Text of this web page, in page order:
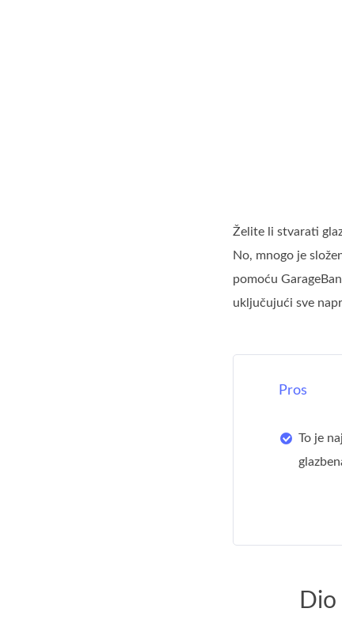
Želite li stvarati
No, mnogo je
pomoću
uključujući sve
Pros
To je